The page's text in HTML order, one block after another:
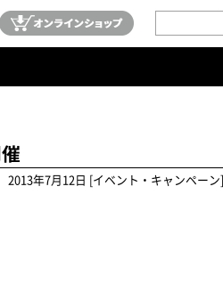
2013年7月12日 [イベント・キャンペーン]